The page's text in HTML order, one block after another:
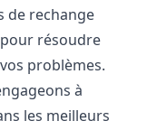
de rechange
résoudre
problèmes.
à
les meilleurs